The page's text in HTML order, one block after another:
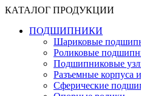
КАТАЛОГ ПРОДУКЦИИ
ПОДШИПНИКИ
Шариковые
Роликовые
Подшипниковые
Разъемные корпуса
Сферические